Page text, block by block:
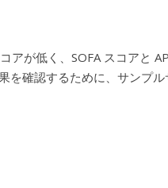
アが低く、SOFA スコアと
確認するために、サンプ